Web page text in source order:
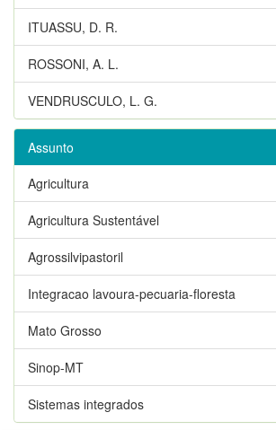
ITUASSU, D. R.
ROSSONI, A. L.
VENDRUSCULO, L. G.
Assunto
Agricultura
Agricultura Sustentável
Agrossilvipastoril
Integracao lavoura-pecuaria-floresta
Mato Grosso
Sinop-MT
Sistemas integrados